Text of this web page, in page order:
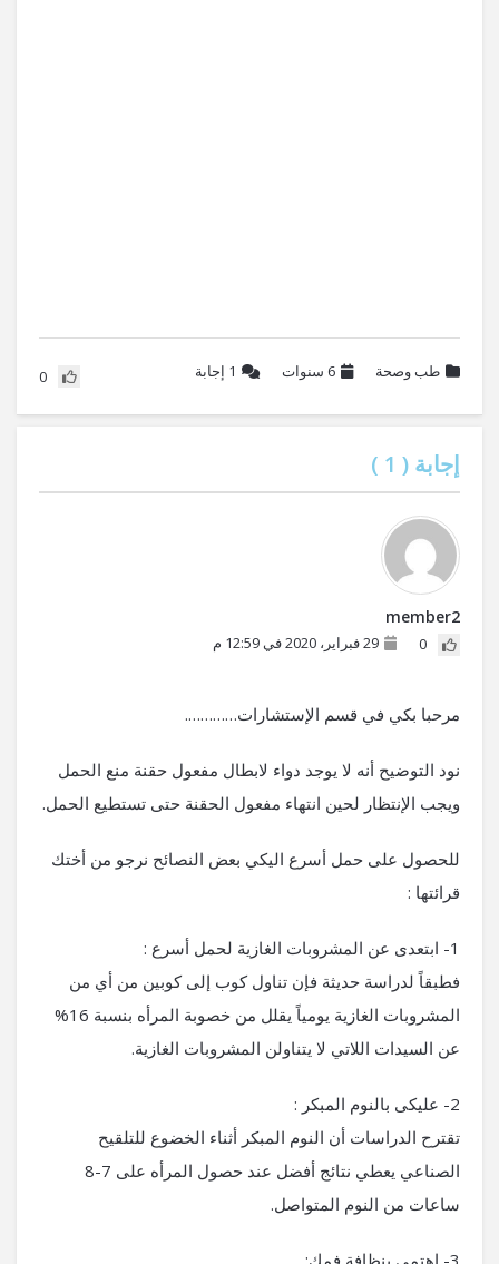
طب وصحة 6 سنوات 1 إجابة 0
إجابة ( 1
)
member2
0 29 فبراير، 2020 في 12:59 م
مرحبا بكي في قسم الإستشارات………….
نود التوضيح أنه لا يوجد دواء لابطال مفعول حقنة منع الحمل
ويجب الإنتظار لحين انتهاء مفعول الحقنة حتى تستطيع الحمل.
للحصول على حمل أسرع اليكي بعض النصائح نرجو من أختك
قرائتها :
1- ابتعدى عن المشروبات الغازية لحمل أسرع :
فطبقاً لدراسة حديثة فإن تناول كوب إلى كوبين من أي من
المشروبات الغازية يومياً يقلل من خصوبة المرأه بنسبة 16%
عن السيدات اللاتي لا يتناولن المشروبات الغازية.
2- عليكى بالنوم المبكر :
تقترح الدراسات أن النوم المبكر أثناء الخضوع للتلقيح
الصناعي يعطي نتائج أفضل عند حصول المرأه على 7-8
ساعات من النوم المتواصل.
3- اهتمى بنظافة فمك: